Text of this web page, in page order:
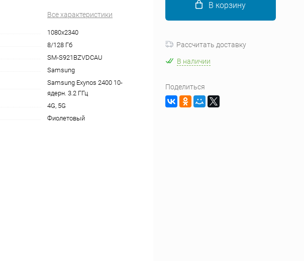
Все характеристики
1080x2340
8/128 Гб
SM-S921BZVDCAU
Samsung
Samsung Exynos 2400 10-
ядерн. 3.2 ГГц
4G, 5G
Фиолетовый
В корзину
Рассчитать доставку
В наличии
Поделиться